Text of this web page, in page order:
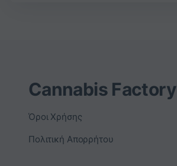
Cannabis Factory
Όροι Χρήσης
Πολιτική Απορρήτου